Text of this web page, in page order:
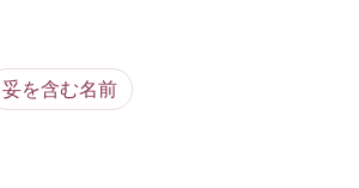
妥を含む名前